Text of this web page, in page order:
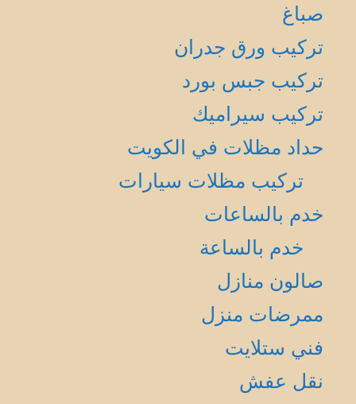
صباغ
تركيب ورق جدران
تركيب جبس بورد
تركيب سيراميك
حداد مظلات في الكويت
تركيب مظلات سيارات
خدم بالساعات
خدم بالساعة
صالون منازل
ممرضات منزل
فني ستلايت
نقل عفش